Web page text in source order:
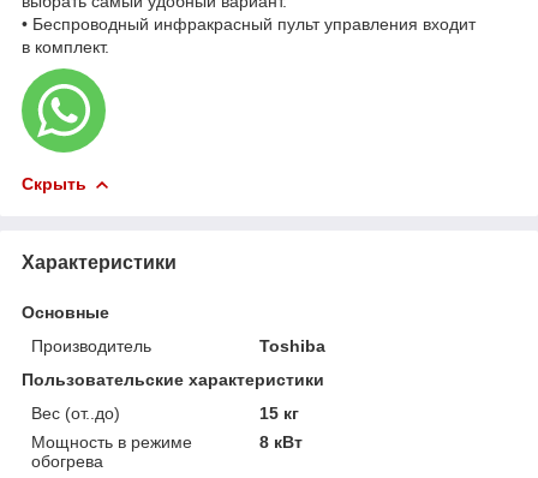
• Беспроводный инфракрасный пульт управления входит
в комплект.
Скрыть
Характеристики
Основные
Производитель
Toshiba
Пользовательские характеристики
Вес (от..до)
15 кг
Мощность в режиме
обогрева
8 кВт